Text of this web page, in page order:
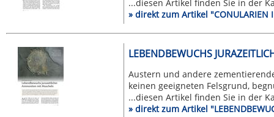
...diesen Artikel finden Sie in der
» direkt zum Artikel "CONULARIEN
LEBENDBEWUCHS
Austern und andere
keinen geeigneten Felsgrund,
...diesen Artikel finden Sie in der
» direkt zum Artikel